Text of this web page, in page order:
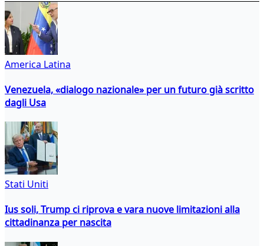
America Latina
Venezuela, «dialogo nazionale» per un futuro già scritto
dagli Usa
Stati Uniti
Ius soli, Trump ci riprova e vara nuove limitazioni alla
cittadinanza per nascita